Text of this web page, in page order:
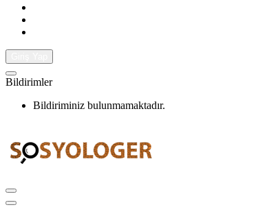
Bildirimler
Bildiriminiz bulunmamaktadır.